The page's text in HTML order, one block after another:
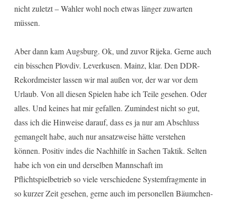
nicht zuletzt – Wahler wohl noch etwas länger zuwarten
müssen.
Aber dann kam Augsburg. Ok, und zuvor Rijeka. Gerne auch
ein bisschen Plovdiv. Leverkusen. Mainz, klar. Den DDR-
Rekordmeister lassen wir mal außen vor, der war vor dem
Urlaub. Von all diesen Spielen habe ich Teile gesehen. Oder
alles. Und keines hat mir gefallen. Zumindest nicht so gut,
dass ich die Hinweise darauf, dass es ja nur am Abschluss
gemangelt habe, auch nur ansatzweise hätte verstehen
können. Positiv indes die Nachhilfe in Sachen Taktik. Selten
habe ich von ein und derselben Mannschaft im
Pflichtspielbetrieb so viele verschiedene Systemfragmente in
so kurzer Zeit gesehen, gerne auch im personellen Bäumchen-